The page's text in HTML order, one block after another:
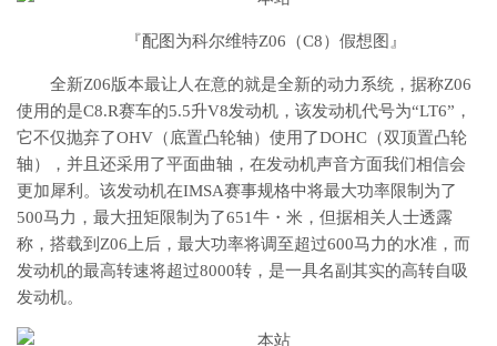
『配图为科尔维特Z06（C8）假想图』
全新Z06版本最让人在意的就是全新的动力系统，据称Z06
使用的是C8.R赛车的5.5升V8发动机，该发动机代号为“LT6”，
它不仅抛弃了OHV（底置凸轮轴）使用了DOHC（双顶置凸轮
轴），并且还采用了平面曲轴，在发动机声音方面我们相信会
更加犀利。该发动机在IMSA赛事规格中将最大功率限制为了
500马力，最大扭矩限制为了651牛・米，但据相关人士透露
称，搭载到Z06上后，最大功率将调至超过600马力的水准，而
发动机的最高转速将超过8000转，是一具名副其实的高转自吸
发动机。